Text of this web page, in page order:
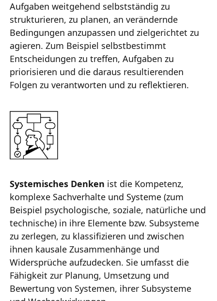
Aufgaben weitgehend selbstständig zu
strukturieren, zu planen, an verändernde
Bedingungen anzupassen und zielgerichtet zu
agieren. Zum Beispiel selbstbestimmt
Entscheidungen zu treffen, Aufgaben zu
priorisieren und die daraus resultierenden
Folgen zu verantworten und zu reflektieren.
Systemisches Denken ist die Kompetenz,
komplexe Sachverhalte und Systeme (zum
Beispiel psychologische, soziale, natürliche und
technische) in ihre Elemente bzw. Subsysteme
zu zerlegen, zu klassifizieren und zwischen
ihnen kausale Zusammenhänge und
Widersprüche aufzudecken. Sie umfasst die
Fähigkeit zur Planung, Umsetzung und
Bewertung von Systemen, ihrer Subsysteme